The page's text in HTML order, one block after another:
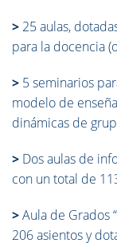
> 25 aulas,
para la docencia
> 5 seminarios
modelo de
dinámicas de
> Dos aulas de
con un total de
>Aula de Grados
206 asientos y